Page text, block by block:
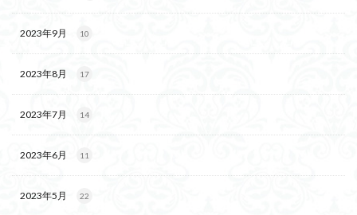
2023年9月 10
2023年8月 17
2023年7月 14
2023年6月 11
2023年5月 22